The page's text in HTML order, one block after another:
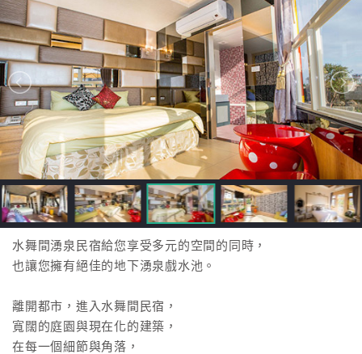
台
灣
訂
房
直
接
跟
飯
店
訂
房
HOT
特
水舞間湧泉民宿給您享受多元的空間的同時，
也讓您擁有絕佳的地下湧泉戲水池。
離開都市，進入水舞間民宿，
寬闊的庭園與現在化的建築，
在每一個細節與角落，